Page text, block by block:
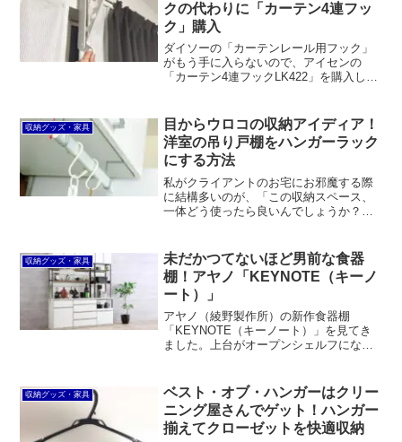
クの代わりに「カーテン4連フッ
ク」購入
ダイソーの「カーテンレール用フック」
がもう手に入らないので、アイセンの
「カーテン4連フックLK422」を購入しま
けやすい竿受けの長さと、背が低くても
手が届きやすいところが良いです。
収納グッズ・家具
目からウロコの収納アイディア！
洋室の吊り戸棚をハンガーラック
にする方法
私がクライアントのお宅にお邪魔する際
に結構多いのが、「この収納スペース、
一体どう使ったら良いんでしょうか？」
です。吊り戸棚と言えばキッチンやトイ
レについていることが一般...
収納グッズ・家具
未だかつてないほど男前な食器
棚！アヤノ「KEYNOTE（キーノ
ート）」
アヤノ（綾野製作所）の新作食器棚
「KEYNOTE（キーノート）」を見てき
ました。上台がオープンシェルフになっ
便利なのですが、突き上げると落下しか
ねないのが不安要素です。価格もちょっ
と庶民には手が出ません。
収納グッズ・家具
ベスト・オブ・ハンガーはクリー
ニング屋さんでゲット！ハンガー
揃えてクローゼットを快適収納